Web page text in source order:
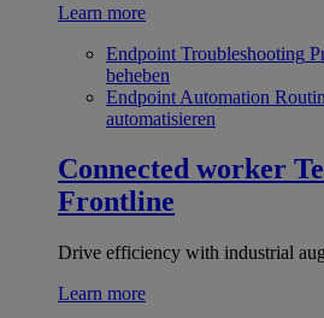
Learn more
Endpoint Troubleshooting
beheben
Endpoint Automation
automatisieren
Connected worker
Frontline
Drive efficiency with industrial
Learn more